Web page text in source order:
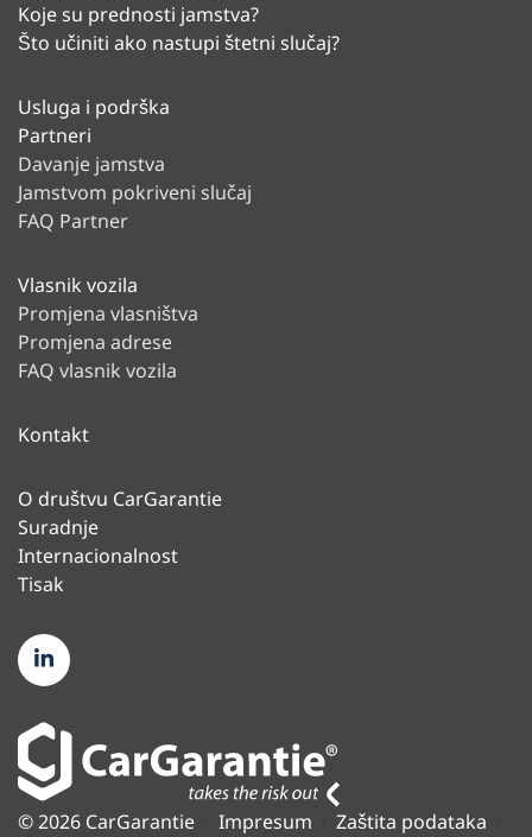
Koje su prednosti jamstva?
Što učiniti ako nastupi štetni slučaj?
Usluga i podrška
Partneri
Davanje jamstva
Jamstvom pokriveni slučaj
FAQ Partner
Vlasnik vozila
Promjena vlasništva
Promjena adrese
FAQ vlasnik vozila
Kontakt
O društvu CarGarantie
Suradnje
Internacionalnost
Tisak
© 2026 CarGarantie Impresum Zaštita podataka